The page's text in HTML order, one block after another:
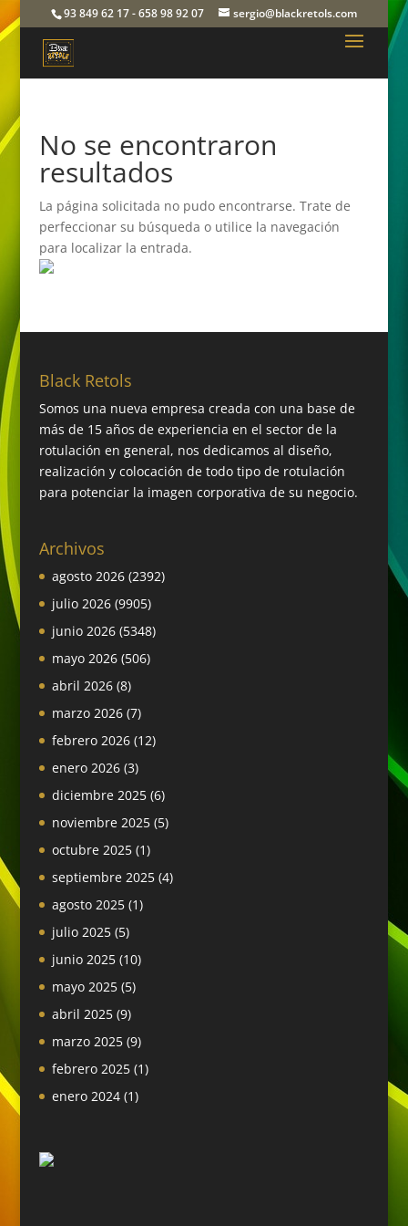
93 849 62 17 - 658 98 92 07 sergio@blackretols.com
No se encontraron
resultados
La página solicitada no pudo encontrarse. Trate de
perfeccionar su búsqueda o utilice la navegación
para localizar la entrada.
Black Retols
Somos una nueva empresa creada con una base de
más de 15 años de experiencia en el sector de la
rotulación en general, nos dedicamos al diseño,
realización y colocación de todo tipo de rotulación
para potenciar la imagen corporativa de su negocio.
Archivos
agosto 2026(2392)
julio 2026(9905)
junio 2026(5348)
mayo 2026(506)
abril 2026(8)
marzo 2026(7)
febrero 2026(12)
enero 2026(3)
diciembre 2025(6)
noviembre 2025(5)
octubre 2025(1)
septiembre 2025(4)
agosto 2025(1)
julio 2025(5)
junio 2025(10)
mayo 2025(5)
abril 2025(9)
marzo 2025(9)
febrero 2025(1)
enero 2024(1)